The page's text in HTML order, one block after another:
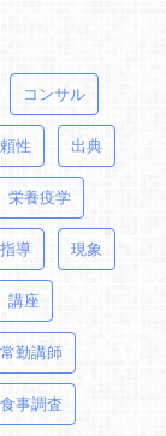
コンサル
性 出典
栄養疫学
導 現象
講座
勤講師
食事調査